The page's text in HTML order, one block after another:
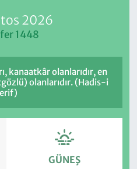
2026
1448
kanaatkâr olanlarıdır, en
olanlarıdır. (Hadis-i
GÜNEŞ